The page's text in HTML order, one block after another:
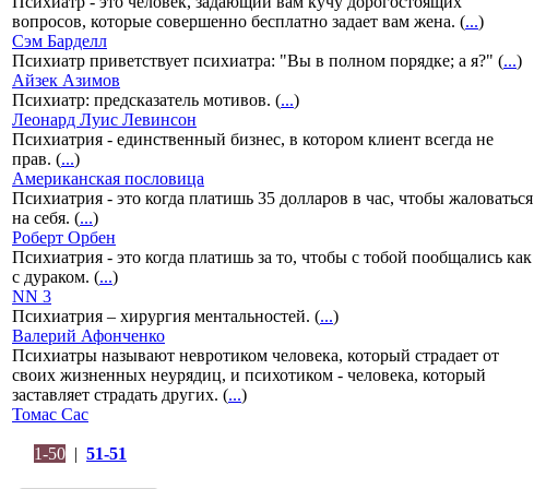
вопросов, которые совершенно бесплатно задает вам жена. (...)
Сэм Барделл
Психиатр приветствует психиатра: "Вы в полном порядке; а я?" (...)
Айзек Азимов
Психиатр: предсказатель мотивов. (...)
Леонард Луис Левинсон
Психиатрия - единственный бизнес, в котором клиент всегда не
прав. (...)
Американская пословица
Психиатрия - это когда платишь 35 долларов в час, чтобы жаловаться
на себя. (...)
Роберт Орбен
Психиатрия - это когда платишь за то, чтобы с тобой пообщались как
с дураком. (...)
NN 3
Психиатрия – хирургия ментальностей. (...)
Валерий Афонченко
Психиатры называют невротиком человека, который страдает от
своих жизненных неурядиц, и психотиком - человека, который
заставляет страдать других. (...)
Томас Сас
1-50 | 51-51